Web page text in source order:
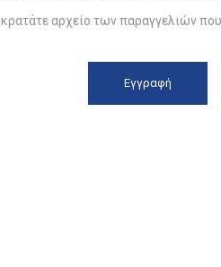
κρατάτε αρχείο των παραγγελιών που